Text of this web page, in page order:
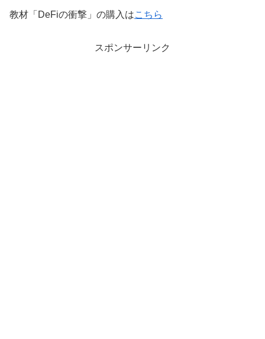
教材「DeFiの衝撃」の購入はこちら
スポンサーリンク